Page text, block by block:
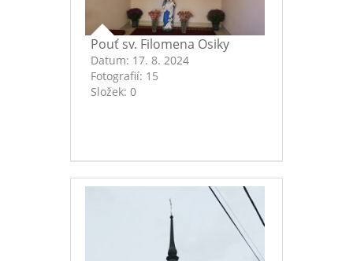
Pouť sv. Filomena Osiky
Datum: 17. 8. 2024
Fotografií: 15
Složek: 0